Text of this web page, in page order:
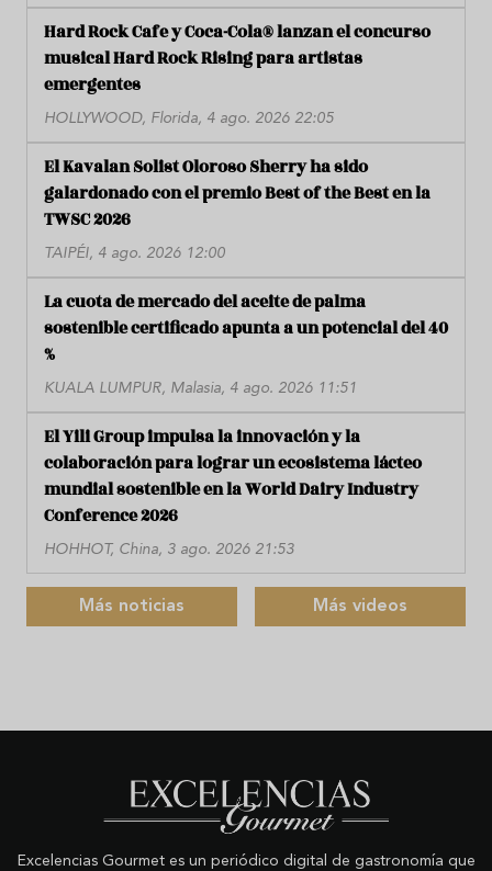
Hard Rock Cafe y Coca-Cola® lanzan el concurso
musical Hard Rock Rising para artistas
emergentes
HOLLYWOOD, Florida, 4 ago. 2026 22:05
El Kavalan Solist Oloroso Sherry ha sido
galardonado con el premio Best of the Best en la
TWSC 2026
TAIPÉI, 4 ago. 2026 12:00
La cuota de mercado del aceite de palma
sostenible certificado apunta a un potencial del 40
%
KUALA LUMPUR, Malasia, 4 ago. 2026 11:51
El Yili Group impulsa la innovación y la
colaboración para lograr un ecosistema lácteo
mundial sostenible en la World Dairy Industry
Conference 2026
HOHHOT, China, 3 ago. 2026 21:53
Más noticias Más videos
Excelencias Gourmet es un periódico digital de gastronomía que